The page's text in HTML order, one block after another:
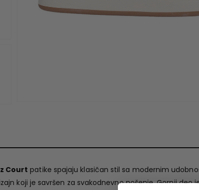
Court patike spajaju klasičan stil sa modernim
koji je savršen za svakodnevno nošenje. Gornji